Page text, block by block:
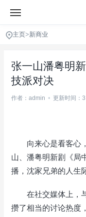
主页>新商业
张一山潘粤明
技派对决
作者：admin • 更新时间：
向来心是看客心，
山、潘粤明新剧《局
播，沈家兄弟的人生
在社交媒体上，与
攒了相当的讨论热度